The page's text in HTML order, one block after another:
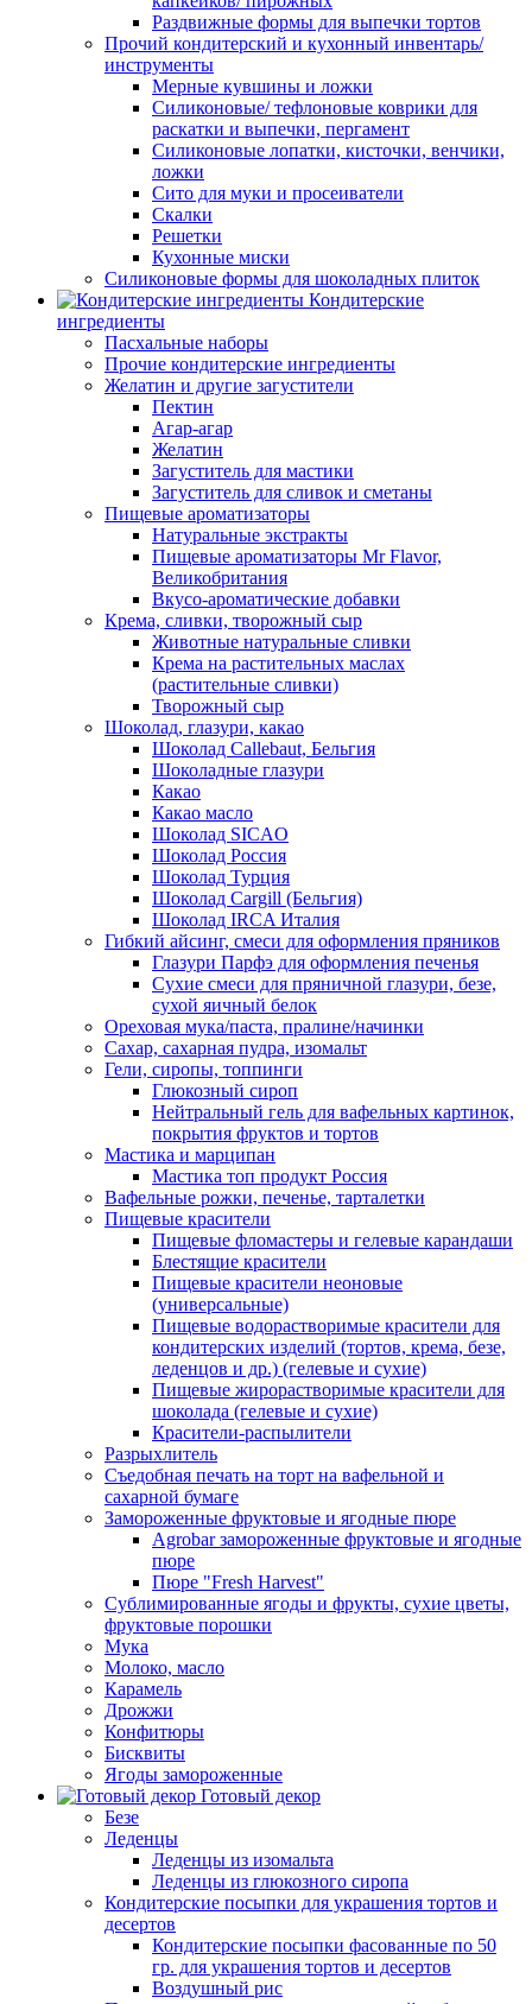
Раздвижные формы для выпечки тортов
Прочий кондитерский и кухонный инвентарь/
инструменты
Мерные кувшины и ложки
Силиконовые/ тефлоновые коврики для
раскатки и выпечки, пергамент
Силиконовые лопатки, кисточки, венчики,
ложки
Сито для муки и просеиватели
Скалки
Решетки
Кухонные миски
Силиконовые формы для шоколадных плиток
Кондитерские
ингредиенты
Пасхальные наборы
Прочие кондитерские ингредиенты
Желатин и другие загустители
Пектин
Агар-агар
Желатин
Загуститель для мастики
Загуститель для сливок и сметаны
Пищевые ароматизаторы
Натуральные экстракты
Пищевые ароматизаторы Mr Flavor,
Великобритания
Вкусо-ароматические добавки
Крема, сливки, творожный сыр
Животные натуральные сливки
Крема на растительных маслах
(растительные сливки)
Творожный сыр
Шоколад, глазури, какао
Шоколад Callebaut, Бельгия
Шоколадные глазури
Какао
Какао масло
Шоколад SICAO
Шоколад Россия
Шоколад Турция
Шоколад Cargill (Бельгия)
Шоколад IRCA Италия
Гибкий айсинг, смеси для оформления пряников
Глазури Парфэ для оформления печенья
Сухие смеси для пряничной глазури, безе,
сухой яичный белок
Ореховая мука/паста, пралине/начинки
Сахар, сахарная пудра, изомальт
Гели, сиропы, топпинги
Глюкозный сироп
Нейтральный гель для вафельных картинок,
покрытия фруктов и тортов
Мастика и марципан
Мастика топ продукт Россия
Вафельные рожки, печенье, тарталетки
Пищевые красители
Пищевые фломастеры и гелевые карандаши
Блестящие красители
Пищевые красители неоновые
(универсальные)
Пищевые водорастворимые красители для
кондитерских изделий (тортов, крема, безе,
леденцов и др.) (гелевые и сухие)
Пищевые жирорастворимые красители для
шоколада (гелевые и сухие)
Красители-распылители
Разрыхлитель
Съедобная печать на торт на вафельной и
сахарной бумаге
Замороженные фруктовые и ягодные пюре
Agrobar замороженные фруктовые и ягодные
пюре
Пюре "Fresh Harvest"
Сублимированные ягоды и фрукты, сухие цветы,
фруктовые порошки
Мука
Молоко, масло
Карамель
Дрожжи
Конфитюры
Бисквиты
Ягоды замороженные
Готовый декор
Безе
Леденцы
Леденцы из изомальта
Леденцы из глюкозного сиропа
Кондитерские посыпки для украшения тортов и
десертов
Кондитерские посыпки фасованные по 50
гр. для украшения тортов и десертов
Воздушный рис